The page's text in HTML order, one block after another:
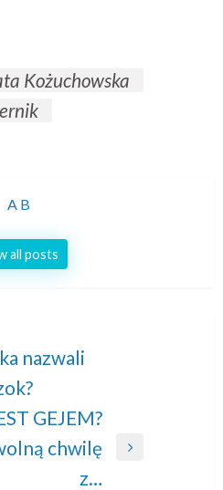
Kożuchowska
A B
all posts
nazwali
GEJEM?
chwilę
z…